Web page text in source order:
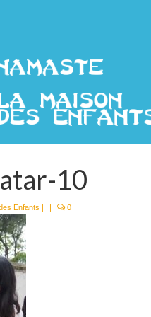
10
Enfants | | 0